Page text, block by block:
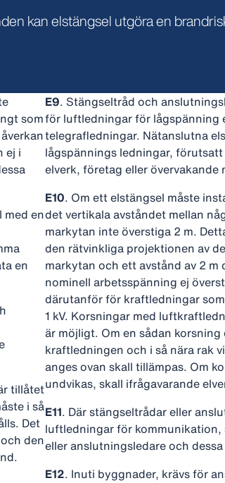
kan elstängsel utgöra en
som
ej i
med en
en
tillåtet
i så
Det
den
E9. Stängseltråd och
för luftledningar för lågspänning
telegrafledningar. Nätanslutna
lågspännings ledningar,
elverk, företag eller övervakande
E10. Om ett elstängsel måste
det vertikala avståndet mellan
markytan inte överstiga 2 m.
den rätvinkliga projektionen av
markytan och ett avstånd av 2
nominell arbetsspänning ej
därutanför för kraftledningar
1 kV. Korsningar med
är möjligt. Om en sådan
kraftledningen och i så nära rak
anges ovan skall tillämpas. Om
undvikas, skall ifrågavarande
E11. Där stängseltrådar eller
luftledningar för
eller anslutningsledare och
E12. Inuti byggnader, krävs för